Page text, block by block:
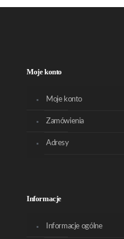
Moje konto
Moje konto
Zamówienia
Adresy
Informacje
Informacje ogólne